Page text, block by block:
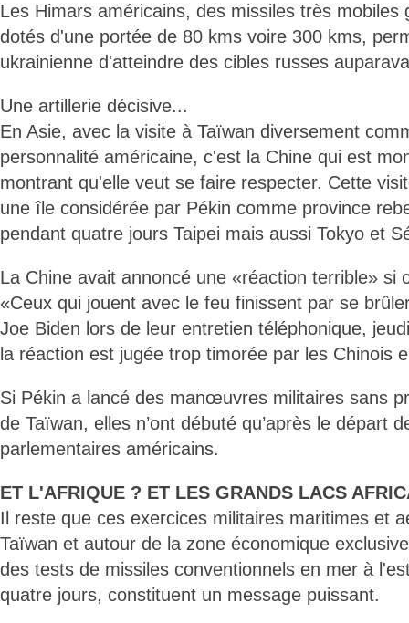
Les Himars américains, des missiles très mobiles
dotés d'une portée de 80 kms voire 300 kms,
ukrainienne d'atteindre des cibles russes
Une artillerie décisive...
En Asie, avec la visite à Taïwan diversement
personnalité américaine, c'est la Chine qui est
montrant qu'elle veut se faire respecter. Cette
une île considérée par Pékin comme province
pendant quatre jours Taipei mais aussi Tokyo et
La Chine avait annoncé une «réaction terrible» si
«Ceux qui jouent avec le feu finissent par se
Joe Biden lors de leur entretien téléphonique,
la réaction est jugée trop timorée par les Chinois
Si Pékin a lancé des manœuvres militaires sans
de Taïwan, elles n’ont débuté qu’après le départ
parlementaires américains.
ET L'AFRIQUE ? ET LES GRANDS LACS
Il reste que ces exercices militaires maritimes et
Taïwan et autour de la zone économique
des tests de missiles conventionnels en mer à
quatre jours, constituent un message puissant.